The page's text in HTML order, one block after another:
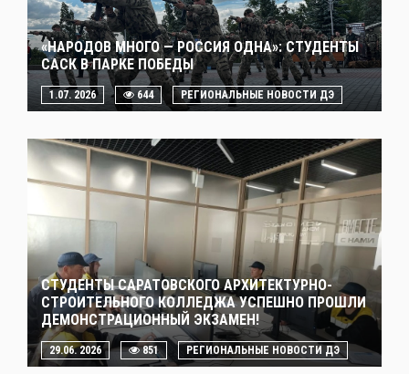
«НАРОДОВ МНОГО — РОССИЯ ОДНА»: СТУДЕНТЫ
САСК В ПАРКЕ ПОБЕДЫ
1.07. 2026 644 РЕГИОНАЛЬНЫЕ НОВОСТИ ДЭ
СТУДЕНТЫ САРАТОВСКОГО АРХИТЕКТУРНО-
СТРОИТЕЛЬНОГО КОЛЛЕДЖА УСПЕШНО ПРОШЛИ
ДЕМОНСТРАЦИОННЫЙ ЭКЗАМЕН!
29.06. 2026 851 РЕГИОНАЛЬНЫЕ НОВОСТИ ДЭ